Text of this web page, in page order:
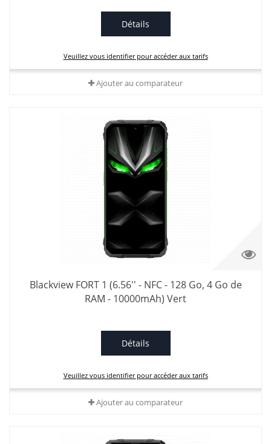
Détails
Veuillez vous identifier pour accéder aux tarifs
Ajouter au comparateur
Blackview FORT 1 (6.56'' - NFC - 128 Go, 4 Go de
RAM - 10000mAh) Vert
Détails
Veuillez vous identifier pour accéder aux tarifs
Ajouter au comparateur